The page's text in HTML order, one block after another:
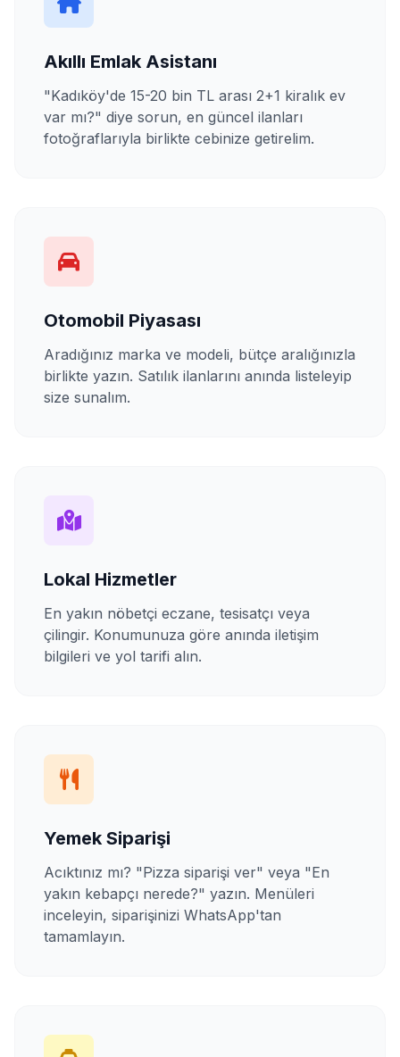
Akıllı Emlak Asistanı
"Kadıköy'de 15-20 bin TL arası 2+1 kiralık ev
var mı?" diye sorun, en güncel ilanları
fotoğraflarıyla birlikte cebinize getirelim.
Otomobil Piyasası
Aradığınız marka ve modeli, bütçe aralığınızla
birlikte yazın. Satılık ilanlarını anında listeleyip
size sunalım.
Lokal Hizmetler
En yakın nöbetçi eczane, tesisatçı veya
çilingir. Konumunuza göre anında iletişim
bilgileri ve yol tarifi alın.
Yemek Siparişi
Acıktınız mı? "Pizza siparişi ver" veya "En
yakın kebapçı nerede?" yazın. Menüleri
inceleyin, siparişinizi WhatsApp'tan
tamamlayın.